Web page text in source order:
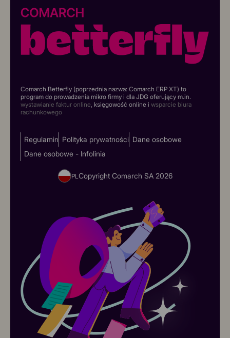
Comarch Betterfly (poprzednia nazwa: Comarch ERP XT) to
program do prowadzenia mikro firmy i dla JDG oferujący m.in.
wystawianie faktur online, księgowość online i wsparcie biura
rachunkowego
Regulamin Polityka prywatności Dane osobowe
Dane osobowe - Infolinia
PL Copyright Comarch SA 2026